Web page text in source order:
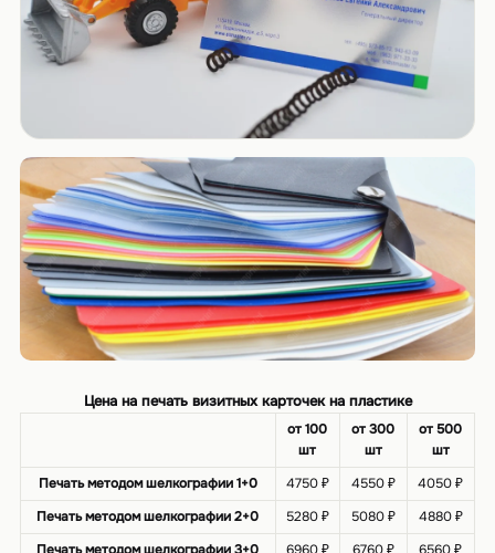
Цена на печать визитных карточек на пластике
от 100
шт
от 300
шт
от 500
шт
Печать методом шелкографии 1+0
4750 ₽ 4550 ₽
4050 ₽
Печать методом шелкографии 2+0
5280 ₽ 5080 ₽
4880 ₽